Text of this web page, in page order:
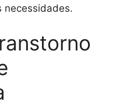
necessidades.